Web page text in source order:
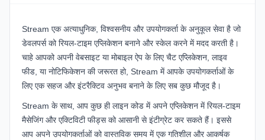
Stream एक अत्याधुनिक, विश्वसनीय और उपयोगकर्ता के अनुकूल सेवा है जो
डेवलपर्स को रियल-टाइम एप्लिकेशन बनाने और स्केल करने में मदद करती है।
चाहे आपको अपनी वेबसाइट या मोबाइल ऐप के लिए चैट एप्लिकेशन, लाइव
फीड, या नोटिफिकेशन की जरूरत हो, Stream में आपके उपयोगकर्ताओं के
लिए एक सहज और इंटरैक्टिव अनुभव बनाने के लिए सब कुछ मौजूद है।
Stream के साथ, आप कुछ ही लाइन कोड में अपने एप्लिकेशन में रियल-टाइम
मैसेजिंग और एक्टिविटी फीड्स को आसानी से इंटीग्रेट कर सकते हैं। इससे
आप अपने उपयोगकर्ताओं को वास्तविक समय में एक गतिशील और आकर्षक